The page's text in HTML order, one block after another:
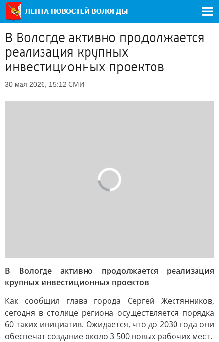
В Вологде активно продолжается
реализация крупных
инвестиционных проектов
30 мая 2026, 15:12 СМИ
В Вологде активно продолжается реализация
крупных инвестиционных проектов
Как сообщил глава города Сергей Жестянников,
сегодня в столице региона осуществляется порядка
60 таких инициатив. Ожидается, что до 2030 года они
обеспечат создание около 3 500 новых рабочих мест.